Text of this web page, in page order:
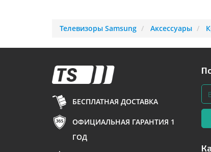
Телевизоры Samsung Аксессуары
БЕСПЛАТНАЯ ДОСТАВКА
ОФИЦИАЛЬНАЯ ГАРАНТИЯ 1
ГОД